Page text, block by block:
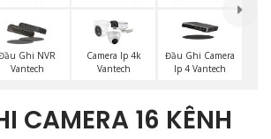
Ghi NVR
Vantech
Camera Ip 4k
Vantech
Đầu Ghi Camera
Ip 4 Vantech
CAMERA 16 KÊNH